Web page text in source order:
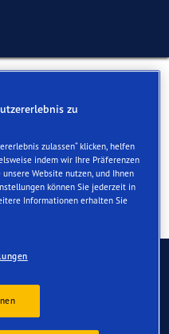
zu
zulassen“ klicken, helfen
indem wir Ihre Präferenzen
Website nutzen, und Ihnen
können Sie jederzeit in
Informationen erhalten Sie